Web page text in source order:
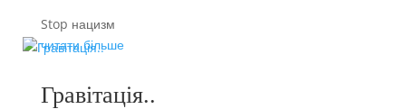
Stop нацизм
читати більше
Гравітація..